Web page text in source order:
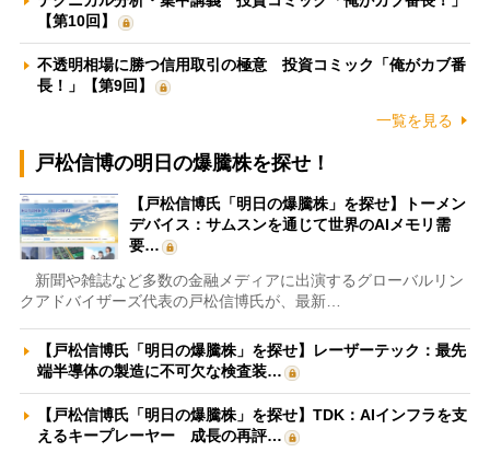
【第10回】
不透明相場に勝つ信用取引の極意 投資コミック「俺がカブ番
長！」【第9回】
一覧を見る
戸松信博の明日の爆騰株を探せ！
【戸松信博氏「明日の爆騰株」を探せ】トーメン
デバイス：サムスンを通じて世界のAIメモリ需
要…
新聞や雑誌など多数の金融メディアに出演するグローバルリン
クアドバイザーズ代表の戸松信博氏が、最新…
【戸松信博氏「明日の爆騰株」を探せ】レーザーテック：最先
端半導体の製造に不可欠な検査装…
【戸松信博氏「明日の爆騰株」を探せ】TDK：AIインフラを支
えるキープレーヤー 成長の再評…